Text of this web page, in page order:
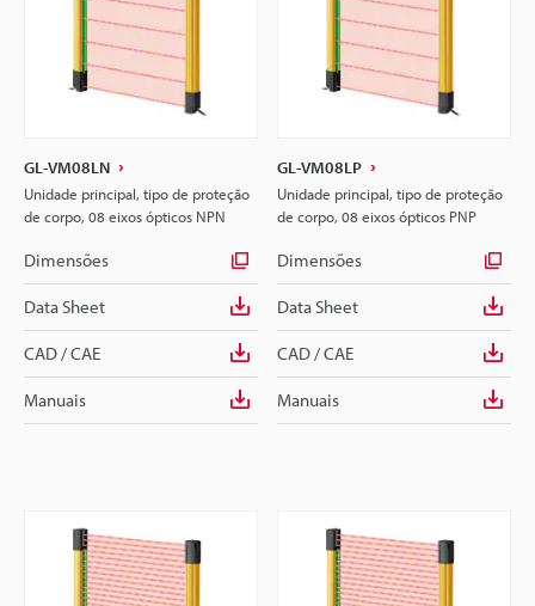
GL-VM08LN
Unidade principal, tipo de proteção
de corpo, 08 eixos ópticos NPN
Dimensões
Data Sheet
CAD / CAE
Manuais
GL-VM08LP
Unidade principal, tipo de proteção
de corpo, 08 eixos ópticos PNP
Dimensões
Data Sheet
CAD / CAE
Manuais